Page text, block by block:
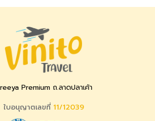
Premium ถ.ลาดปลาเค้า
ใบอนุญาตเลขที่ 11/12039